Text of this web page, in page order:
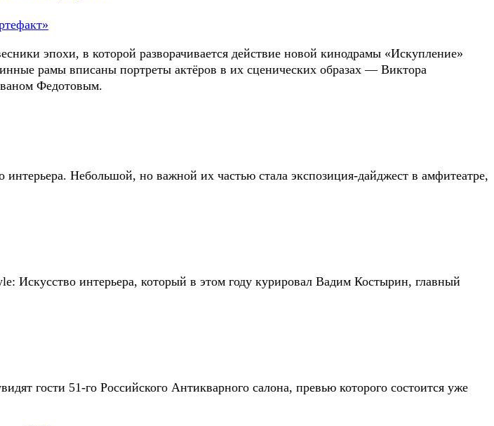
эпохи, в которой разворачивается действие новой кинодрамы «Искупление»
рамы вписаны портреты актёров в их сценических образах — Виктора
Федотовым.
Небольшой, но важной их частью стала экспозиция-дайджест в амфитеатре,
интерьера, который в этом году курировал Вадим Костырин, главный
гости 51-го Российского Антикварного салона, превью которого состоится уже